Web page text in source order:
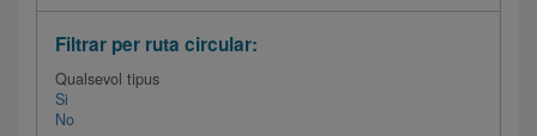
Filtrar per ruta circular:
Qualsevol tipus
Si
No